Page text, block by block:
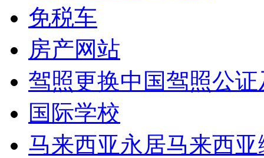
免税车
房产网站
驾照更换中国驾照公
国际学校
马来西亚永居马来西